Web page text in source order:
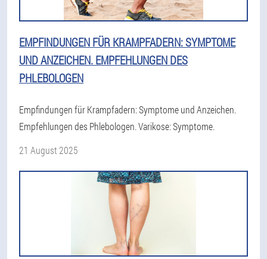
EMPFINDUNGEN FÜR KRAMPFADERN: SYMPTOME
UND ANZEICHEN. EMPFEHLUNGEN DES
PHLEBOLOGEN
Empfindungen für Krampfadern: Symptome und Anzeichen.
Empfehlungen des Phlebologen. Varikose: Symptome.
21 August 2025